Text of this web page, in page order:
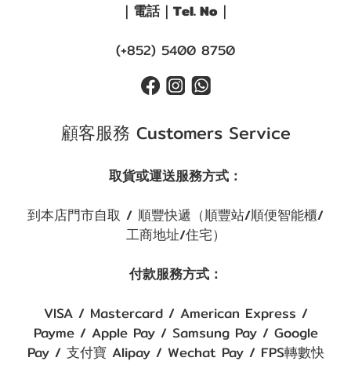
｜電話｜Tel. No｜
(+852) 5400 8750
顧客服務 Customers Service
取貨或運送服務方式：
到本店門市自取 / 順豐快遞（順豐站/順便智能櫃/
工商地址/住宅）
付款服務方式：
VISA / Mastercard / American Express /
Payme / Apple Pay / Samsung Pay / Google
Pay / 支付寶 Alipay / Wechat Pay / FPS轉數快